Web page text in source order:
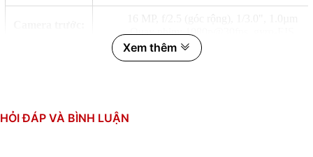
Quay phim: 1080p@30fps, gyro-EIS
MediaTek Dimensity 8400 (4 nm)
RAM:
Xem thêm
HỎI ĐÁP VÀ BÌNH LUẬN